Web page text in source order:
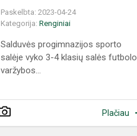
Paskelbta: 2023-04-24
Kategorija:Renginiai
Salduvės progimnazijos sporto
salėje vyko 3-4 klasių salės futbolo
varžybos...
Plačiau